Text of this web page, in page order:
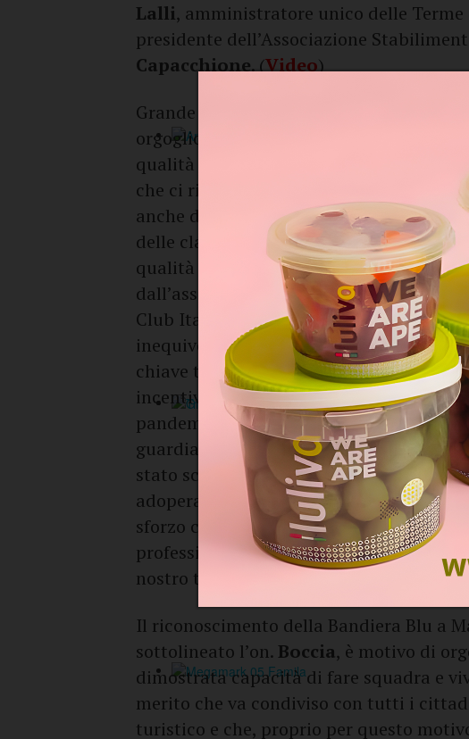
Lalli, amministratore unico delle
presidente dell’Associazione
Capacchione. (Video)
Grande soddisfazione traspare dalle
orgoglioso di poter affermare che, in
qualità delle nostre acque marittime è
che ci riempie di orgoglio e che è stato
anche dagli organi di stampa: la Puglia
delle classifiche nazionali con il 99,7%
qualità del nostro mare è stata
dall’assegnazione delle tre Vele Blu da
Club Italia: ben vengano questi
inequivocabile la bellezza del nostro
chiave turistica soprattutto in un
incentivi per rilanciare un settore in
pandemia. L’estate ormai alle porte
guardia, non dobbiamo dimenticare
stato sconfitto definitivamente. I nostri
adoperando per garantire la massima
sforzo che va evidenziato e che sta a
professionalità di questa categoria di
nostro territorio».
Il riconoscimento della Bandiera Blu a
sottolineato l’on. Boccia, è motivo di
dimostrata capacità di fare squadra e
merito che va condiviso con tutti i
turistico e che, proprio per questo